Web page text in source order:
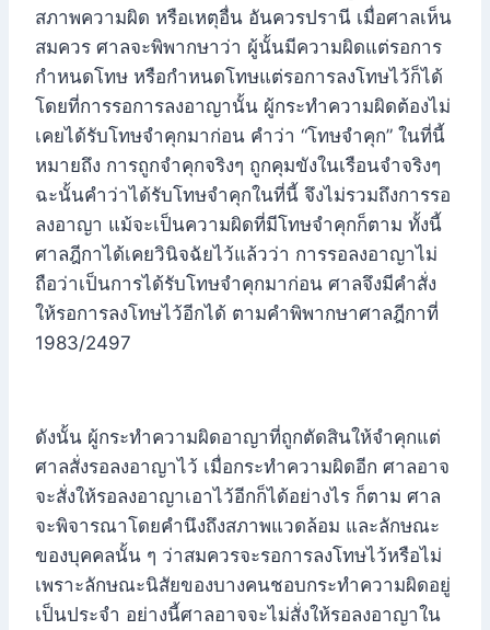
สภาพความผิด หรือเหตุอื่น อันควรปรานี เมื่อศาลเห็น
สมควร ศาลจะพิพากษาว่า ผู้นั้นมีความผิดแต่รอการ
กำหนดโทษ หรือกำหนดโทษแต่รอการลงโทษไว้ก็ได้
โดยที่การรอการลงอาญานั้น ผู้กระทำความผิดต้องไม่
เคยได้รับโทษจำคุกมาก่อน คำว่า “โทษจำคุก” ในที่นี้
หมายถึง การถูกจำคุกจริงๆ ถูกคุมขังในเรือนจำจริงๆ
ฉะนั้นคำว่าได้รับโทษจำคุกในที่นี้ จึงไม่รวมถึงการรอ
ลงอาญา แม้จะเป็นความผิดที่มีโทษจำคุกก็ตาม ทั้งนี้
ศาลฎีกาได้เคยวินิจฉัยไว้แล้วว่า การรอลงอาญาไม่
ถือว่าเป็นการได้รับโทษจำคุกมาก่อน ศาลจึงมีคำสั่ง
ให้รอการลงโทษไว้อีกได้ ตามคำพิพากษาศาลฎีกาที่
1983/2497
ดังนั้น ผู้กระทำความผิดอาญาที่ถูกตัดสินให้จำคุกแต่
ศาลสั่งรอลงอาญาไว้ เมื่อกระทำความผิดอีก ศาลอาจ
จะสั่งให้รอลงอาญาเอาไว้อีกก็ได้อย่างไร ก็ตาม ศาล
จะพิจารณาโดยคำนึงถึงสภาพแวดล้อม และลักษณะ
ของบุคคลนั้น ๆ ว่าสมควรจะรอการลงโทษไว้หรือไม่
เพราะลักษณะนิสัยของบางคนชอบกระทำความผิดอยู่
เป็นประจำ อย่างนี้ศาลอาจจะไม่สั่งให้รอลงอาญาใน